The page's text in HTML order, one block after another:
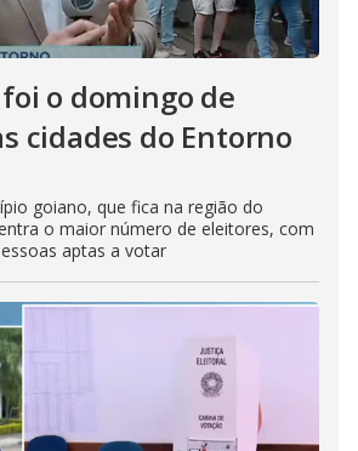
o domingo de
cidades do Entorno
goiano, que fica na região do
o maior número de eleitores, com
aptas a votar